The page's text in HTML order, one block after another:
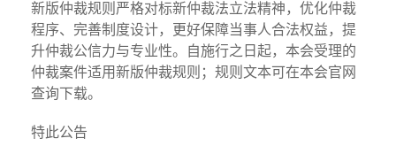
新版仲裁规则严格对标新仲裁法立法精神，优化仲裁
程序、完善制度设计，更好保障当事人合法权益，提
升仲裁公信力与专业性。自施行之日起，本会受理的
仲裁案件适用新版仲裁规则；规则文本可在本会官网
查询下载。
特此公告